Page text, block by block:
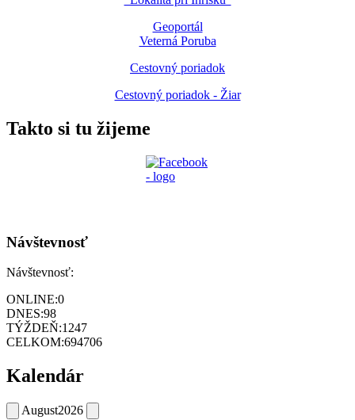
Geoportál
Veterná Poruba
Cestovný poriadok
Cestovný poriadok - Žiar
Takto si tu žijeme
Návštevnosť
Návštevnosť:
ONLINE:0
DNES:98
TÝŽDEŇ:1247
CELKOM:694706
Kalendár
August2026